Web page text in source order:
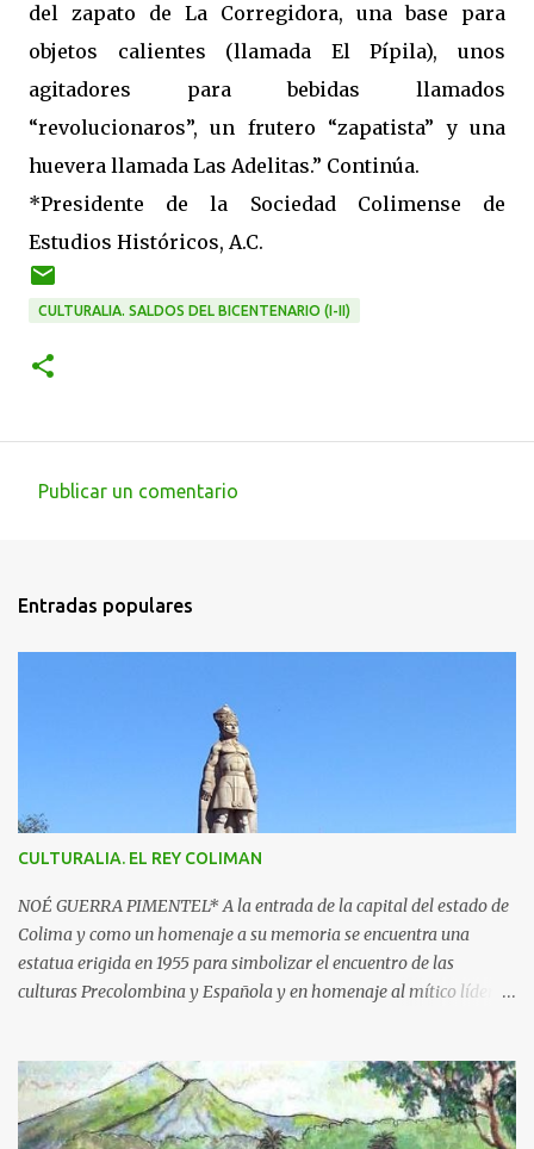
del zapato de La Corregidora, una base para
objetos calientes (llamada El Pípila), unos
agitadores para bebidas llamados
“revolucionaros”, un frutero “zapatista” y una
huevera llamada Las Adelitas.” Continúa.
*Presidente de la Sociedad Colimense de
Estudios Históricos, A.C.
CULTURALIA. SALDOS DEL BICENTENARIO (I-II)
e
n
o
s
Publicar un comentario
Entradas populares
CULTURALIA. EL REY COLIMAN
NOÉ GUERRA PIMENTEL* A la entrada de la capital del estado de
Colima y como un homenaje a su memoria se encuentra una
estatua erigida en 1955 para simbolizar el encuentro de las
culturas Precolombina y Española y en homenaje al mítico líder
de México. El monumento representa a un ideal guerrero en pie,
sobre una base circular de más de 7 metros de alto. La estatua
labrada en piedra tono gris, descansa sobre un pedestal con el